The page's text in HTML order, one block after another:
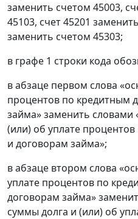
заменить счетом 45003,
45103, счет 45201
заменить счетом 45303;
в графе 1 строки кода
в абзаце первом слова
процентов по кредитным
займа» заменить
(или) об уплате
и договорам займа»;
в абзаце втором слова
уплате процентов по
договорам займа»
суммы долга и (или) об